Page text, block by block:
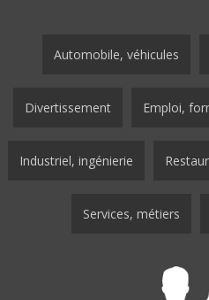
Automobile, véhicules
Divertissement Emploi,
Industriel, ingénierie
Services, métiers